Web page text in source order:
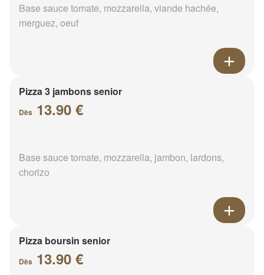
Base sauce tomate, mozzarella, viande hachée,
merguez, oeuf
Pizza 3 jambons senior
Dès 13.90 €
Base sauce tomate, mozzarella, jambon, lardons,
chorizo
Pizza boursin senior
Dès 13.90 €